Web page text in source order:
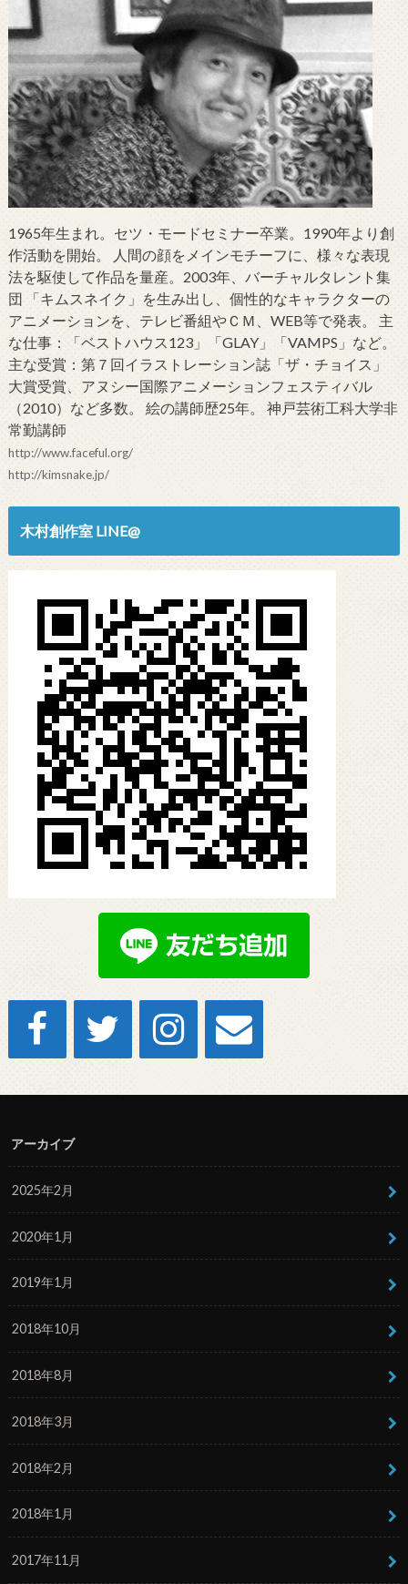
1965年生まれ。セツ・モードセミナー卒業。1990年より創
作活動を開始。 人間の顔をメインモチーフに、様々な表現
法を駆使して作品を量産。2003年、バーチャルタレント集
団 「キムスネイク」を生み出し、個性的なキャラクターの
アニメーションを、テレビ番組やＣＭ、WEB等で発表。 主
な仕事：「ベストハウス123」「GLAY」「VAMPS」など。
主な受賞：第７回イラストレーション誌「ザ・チョイス」
大賞受賞、アヌシー国際アニメーションフェスティバル
（2010）など多数。 絵の講師歴25年。 神戸芸術工科大学非
常勤講師
http://www.faceful.org/
http://kimsnake.jp/
木村創作室 LINE@
アーカイブ
2025年2月
2020年1月
2019年1月
2018年10月
2018年8月
2018年3月
2018年2月
2018年1月
2017年11月